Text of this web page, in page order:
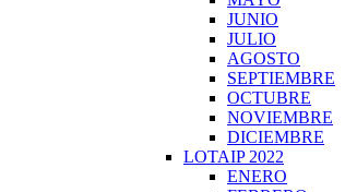
JUNIO
JULIO
AGOSTO
SEPTIEMBRE
OCTUBRE
NOVIEMBRE
DICIEMBRE
LOTAIP 2022
ENERO